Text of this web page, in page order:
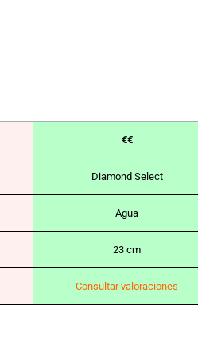
€€
Diamond Select
Agua
23 cm
Consultar valoraciones